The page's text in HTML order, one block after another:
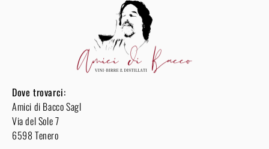
Dove trovarci:
Amici di Bacco Sagl
Via del Sole 7
6598 Tenero